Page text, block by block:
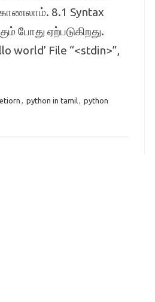
8.1 Syntax
போது ஏற்படுகிறது.
world’ File “<stdin>”,
, python in tamil, python